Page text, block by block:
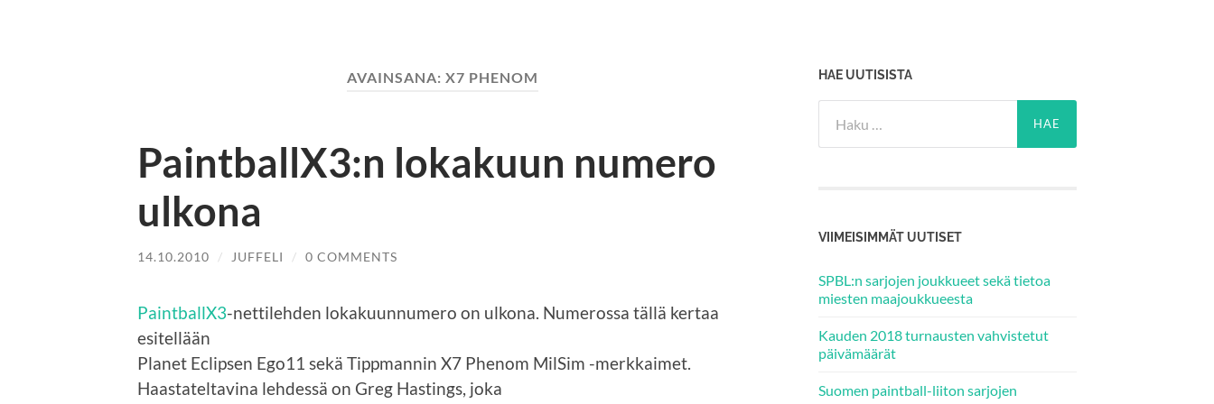
AVAINSANA: X7 PHENOM
PaintballX3:n lokakuun numero
ulkona
14.10.2010 / JUFFELI / 0 COMMENTS
PaintballX3-nettilehden lokakuunnumero on ulkona. Numerossa tällä kertaa
esitellään
Planet Eclipsen Ego11 sekä Tippmannin X7 Phenom MilSim -merkkaimet.
Haastateltavina lehdessä on Greg Hastings, joka
HAE UUTISISTA
VIIMEISIMMÄT UUTISET
SPBL:n sarjojen joukkueet sekä tietoa
miesten maajoukkueesta
Kauden 2018 turnausten vahvistetut
päivämäärät
Suomen paintball-liiton sarjojen